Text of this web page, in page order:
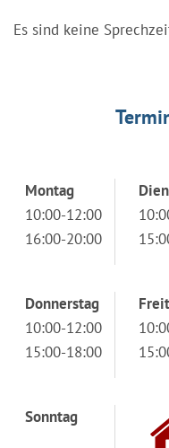
Es sind keine
Montag
10:00-12:00
16:00-20:00
Donnerstag
10:00-12:00
15:00-18:00
Sonntag